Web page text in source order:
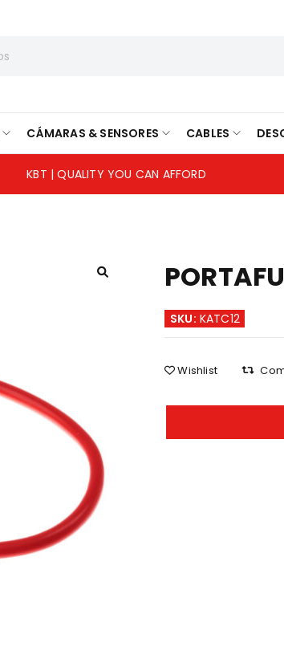
CÁMARAS & SENSORES CABLES
KBT | QUALITY YOU CAN AFFORD
SKU: KATC12
Wishlist